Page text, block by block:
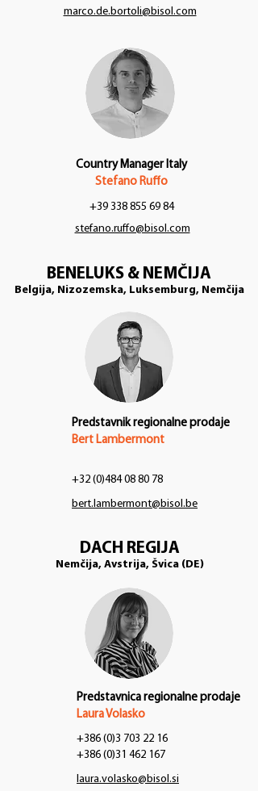
marco.de.bortoli@bisol.com
Country Manager Italy
Stefano Ruffo
+39 338 855 69 84
stefano.ruffo@bisol.com
BENELUKS & NEMČIJA
Belgija, Nizozemska, Luksemburg, Nemčija
Predstavnik regionalne prodaje
Bert Lambermont
+32 (0)484 08 80 78
bert.lambermont@bisol.be
DACH REGIJA
Nemčija, Avstrija, Švica (DE)
Predstavnica regionalne prodaje
Laura Volasko
+386 (0)3 703 22 16
+386 (0)31 462 167
laura.volasko@bisol.si